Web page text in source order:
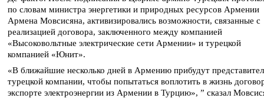
по словам министра энергетики и природных ресурсов Армении
Армена Мовсисяна, активизировались возможности, связанные с
реализацией договора, заключенного между компанией
«Высоковольтные электрические сети Армении» и турецкой
компанией «Юнит».
«В ближайшие несколько дней в Армению прибудут
турецкой компании, чтобы попытаться воплотить в жизнь
экспорте электроэнергии из Армении в Турцию», ” сказал